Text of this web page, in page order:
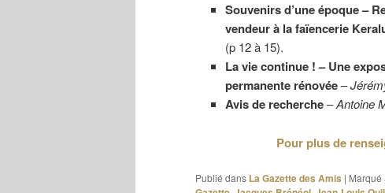
Souvenirs d’une époque –
vendeur à la faïencerie
(p 12 à 15).
La vie continue ! – Une
permanente rénovée–
Avis de recherche–Antoine
Pour plus de
Publié dans La Gazette des Amis | Marqué